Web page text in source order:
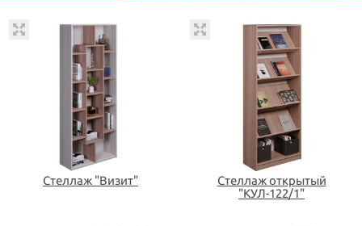
Стеллаж "Визит"
Стеллаж открытый
"КУЛ-122/1"